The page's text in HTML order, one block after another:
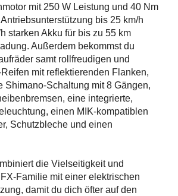
mit 250 W Leistung und 40 Nm
bis 25 km/h
starken Akku für bis zu 55 km
Außerdem bekommst du
samt rollfreudigen und
mit reflektierenden Flanken,
Shimano-Schaltung mit 8 Gängen,
eine integrierte,
einen MIK-kompatiblen
Schutzbleche und einen
die Vielseitigkeit und
Familie mit einer elektrischen
damit du dich öfter auf den